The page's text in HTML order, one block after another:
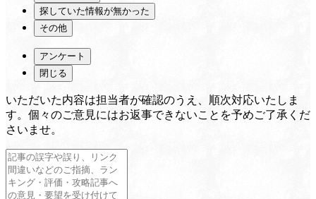
探していた情報が無かった
その他
アンケート
閉じる
いただいた内容は担当者が確認のうえ、順次対応いたしま
す。個々のご意見にはお返事できないことを予めご了承くだ
さいませ。